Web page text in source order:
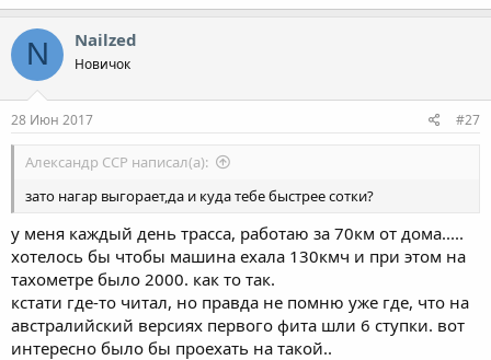
N Nailzed
Новичок
28 Июн 2017 #27
Александр ССР написал(а):
зато нагар выгорает,да и куда тебе быстрее сотки?
у меня каждый день трасса, работаю за 70км от дома.....
хотелось бы чтобы машина ехала 130кмч и при этом на
тахометре было 2000. как то так.
кстати где-то читал, но правда не помню уже где, что на
австралийский версиях первого фита шли 6 ступки. вот
интересно было бы проехать на такой..